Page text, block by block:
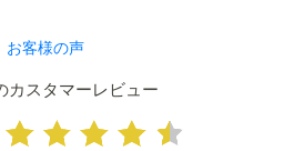
お客様の声
カスタマーレビュー